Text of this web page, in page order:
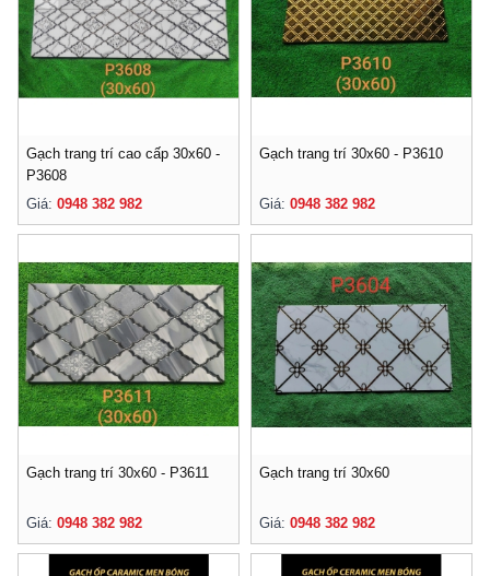
Gạch trang trí cao cấp 30x60 -
P3608
Giá: 0948 382 982
Gạch trang trí 30x60 - P3610
Giá: 0948 382 982
Gạch trang trí 30x60 - P3611
Giá: 0948 382 982
Gạch trang trí 30x60
Giá: 0948 382 982